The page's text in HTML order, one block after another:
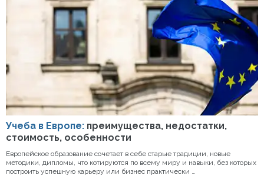
Учеба в Европе: преимущества, недостатки,
стоимость, особенности
Европейское образование сочетает в себе старые традиции, новые
методики, дипломы, что котируются по всему миру и навыки, без которых
построить успешную карьеру или бизнес практически …